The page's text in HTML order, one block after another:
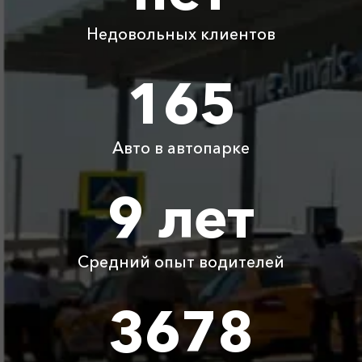
Невинномысск
Адлер ⇆ Кореновск 7400 ₽
1725 ₽ 3450 ₽
Ожидание машины Бесплатно Бесплатно Бесплатно Бесплатно
Аренда автомобиля
с водителем
Цены по акции ограничены количеством свободных
Недовольных клиентов
165
Авто в автопарке
9 лет
Средний опыт водителей
3678